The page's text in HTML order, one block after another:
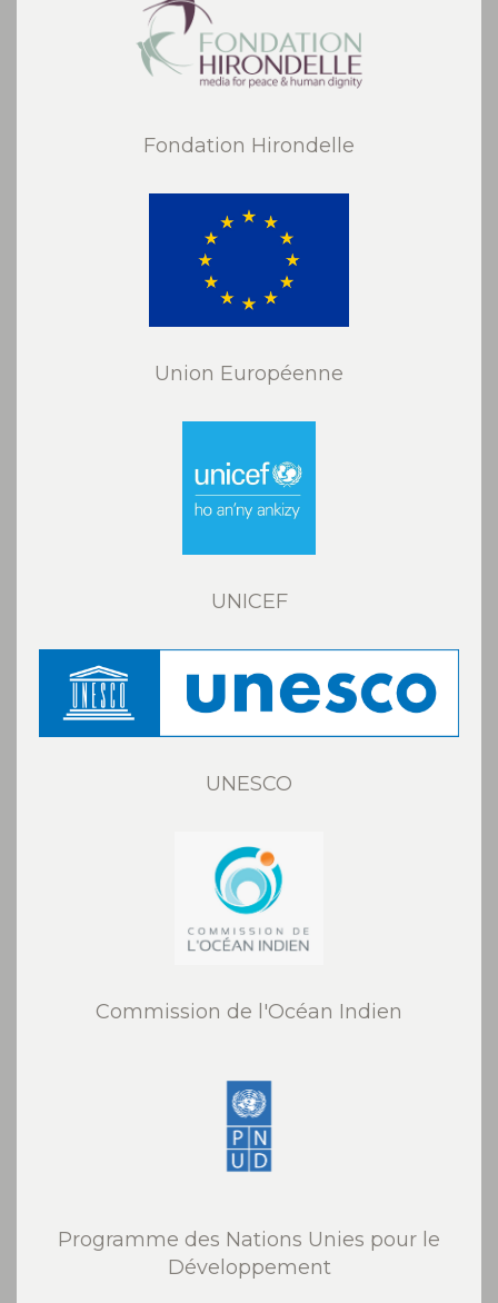
Fondation Hirondelle
Union Européenne
UNICEF
UNESCO
Commission de l'Océan Indien
Programme des Nations Unies pour le
Développement